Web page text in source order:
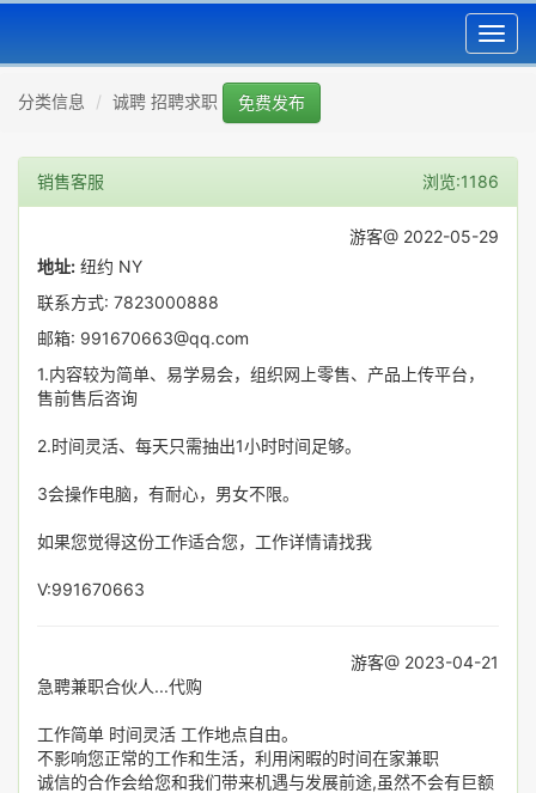
分类信息 诚聘 招聘求职 免费发布
销售客服 浏览:1186
游客@ 2022-05-29
地址: 纽约 NY
联系方式: 7823000888
邮箱: 991670663@qq.com
1.内容较为简单、易学易会，组织网上零售、产品上传平台，
售前售后咨询
2.时间灵活、每天只需抽出1小时时间足够。
3会操作电脑，有耐心，男女不限。
如果您觉得这份工作适合您，工作详情请找我
V:991670663
游客@ 2023-04-21
急聘兼职合伙人...代购
工作简单 时间灵活 工作地点自由。
不影响您正常的工作和生活，利用闲暇的时间在家兼职
诚信的合作会给您和我们带来机遇与发展前途,虽然不会有巨额